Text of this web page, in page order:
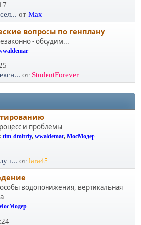
от Max
вопросы по генплану
- обсудим...
от StudentForever
и проблемы
tim-dmitriy, wwaldemar, МосМодер
г... от lara45
водопонижения, вертикальная